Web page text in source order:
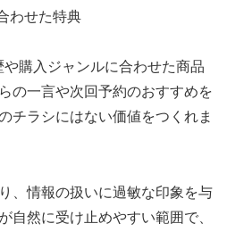
わせた特典
購入ジャンルに合わせた商品
の一言や次回予約のおすすめを
チラシにはない価値をつくれま
、情報の扱いに過敏な印象を与
自然に受け止めやすい範囲で、